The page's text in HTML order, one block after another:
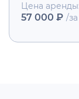
Цена аренды:
57 000 ₽ /